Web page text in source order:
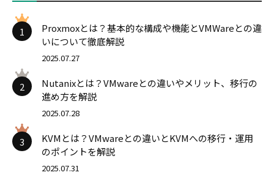
1
Proxmoxとは？基本的な構成や機能とVMWareとの違
いについて徹底解説
2025.07.27
2
Nutanixとは？VMwareとの違いやメリット、移行の
進め方を解説
2025.07.28
3
KVMとは？VMwareとの違いとKVMへの移行・運用
のポイントを解説
2025.07.31